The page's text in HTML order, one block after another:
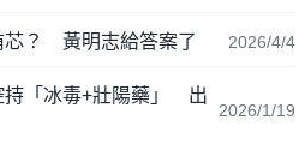
芯？ 黃明志給答案了 2026/4/4
持「冰毒+壯陽藥」 出
2026/1/19